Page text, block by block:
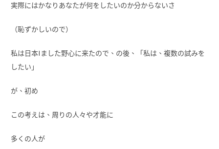
実際にはかなりあなたが何をしたいのか分からないさ
（恥ずかしいので）
私は日本Iました野心に来たので、の後、「私は、複数の試みを
したい」
が、初め
この考えは、周りの人々や才能に
多くの人が